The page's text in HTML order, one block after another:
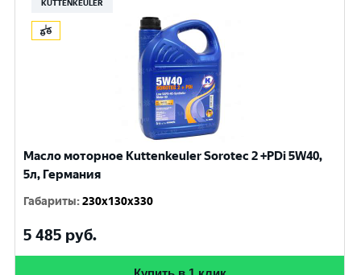
KUTTENKEULER
Масло моторное Kuttenkeuler Sorotec 2 +PDi 5W40,
5л, Германия
Габариты:230x130x330
5 485 руб.